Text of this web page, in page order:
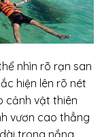
nhìn rõ rạn san
hiện lên rõ nét
cảnh vật thiên
vươn cao thẳng
trong nắng.